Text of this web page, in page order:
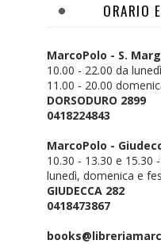
ORARIO
MarcoPolo - S.
10.00 - 22.00 da
11.00 - 20.00
DORSODURO 2899
0418224843
MarcoPolo -
10.30 - 13.30 e 15.30
lunedì, domenica e
GIUDECCA 282
0418473867